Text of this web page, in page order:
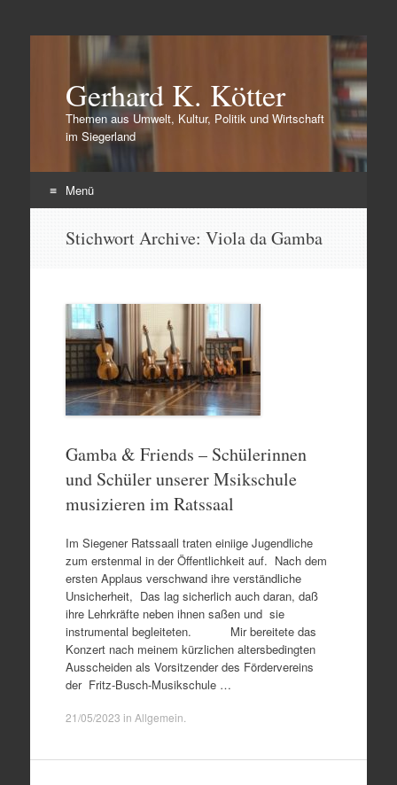
Gerhard K. Kötter
Themen aus Umwelt, Kultur, Politik und Wirtschaft
im Siegerland
Menü
Stichwort Archive: Viola da Gamba
Gamba & Friends – Schülerinnen
und Schüler unserer Msikschule
musizieren im Ratssaal
Im Siegener Ratssaall traten einiige Jugendliche
zum erstenmal in der Öffentlichkeit auf. Nach dem
ersten Applaus verschwand ihre verständliche
Unsicherheit, Das lag sicherlich auch daran, daß
ihre Lehrkräfte neben ihnen saßen und sie
instrumental begleiteten. Mir bereitete das
Konzert nach meinem kürzlichen altersbedingten
Ausscheiden als Vorsitzender des Fördervereins
der Fritz-Busch-Musikschule …
21/05/2023 in Allgemein